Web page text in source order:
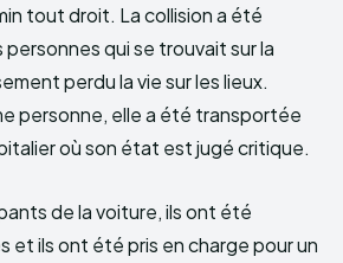
tout droit. La collision a été
qui se trouvait sur la
perdu la vie sur les lieux.
personne, elle a été transportée
où son état est jugé critique.
de la voiture, ils ont été
et ils ont été pris en charge pour un